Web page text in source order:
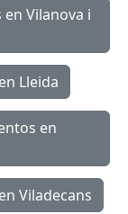
Vilanova i
Lleida
en
Viladecans